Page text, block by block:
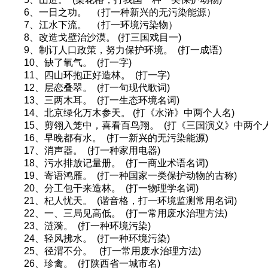
6、一日之功。 （打一种新兴的无污染能源）
7、江水下流。 （打一环境污染物）
8、改造戈壁治沙漠。 (打三国戏目一)
9、制订人口政策，努力保护环境。 (打一成语)
10、缺了氧气。 (打一字)
11、四山环抱正好造林。 (打一字)
12、层恋叠翠。 (打一句现代歌词)
13、三两木耳。 (打一生态环境名词)
14、北京绿化万木参天。 (打《水浒》中两个人名)
15、剪翎入笼中，喜看百鸟翔。 (打《三国演义》中两个
16、早晚都有水。 (打一新兴的无污染能源)
17、消声器。 (打一种家用电器)
18、污水排放记量册。 (打一商业术语名词)
19、寄语鸿雁。 (打一种国家一类保护动物的古称)
20、分工包干来造林。 (打一物理学名词)
21、杞人忧天。 (谐音格，打一环境监测常用名词)
22、一、三局见高低。 (打一常用废水治理方法)
23、涟漪。 (打一种环境污染)
24、轻风拂水。 (打一种环境污染)
25、径渭不分。 (打一常用废水治理方法)
26、珍禽。 (打陕西省一城市名)